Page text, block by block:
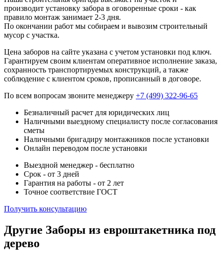
производит установку забора в оговоренные сроки - как
правило монтаж занимает 2-3 дня.
По окончании работ мы собираем и вывозим строительный
мусор с участка.
Цена заборов на сайте указана с учетом установки под ключ.
Гарантируем своим клиентам оперативное исполнение заказа,
сохранность транспортируемых конструкций, а также
соблюдение с клиентом сроков, прописанный в договоре.
По всем вопросам звоните менеджеру +7 (499) 322-96-65
Безналичный расчет для юридических лиц
Наличными выездному специалисту после согласования
сметы
Наличными бригадиру монтажников после установки
Онлайн переводом после установки
Выездной менеджер - бесплатно
Срок - от 3 дней
Гарантия на работы - от 2 лет
Точное соответствие ГОСТ
Получить консультацию
Другие Заборы из евроштакетника под
дерево